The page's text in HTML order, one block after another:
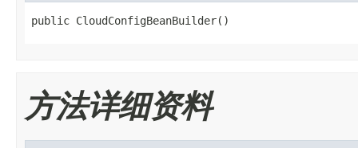
public CloudConfigBeanBuilder()
方法详细资料